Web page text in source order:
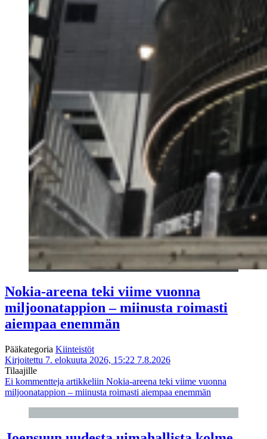
Nokia-areena teki viime vuonna
miljoonatappion – miinusta roimasti
aiempaa enemmän
Pääkategoria Kiinteistöt
Kirjoitettu 7. elokuuta 2026, 15:22 7.8.2026
Tilaajille
Ei kommentteja artikkeliin Nokia-areena teki viime vuonna
miljoonatappion – miinusta roimasti aiempaa enemmän